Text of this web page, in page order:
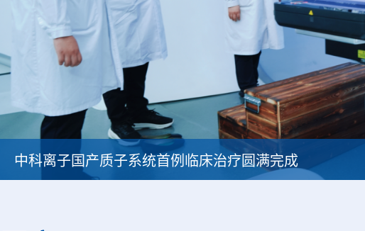
中科离子国产质子系统首例临床治疗圆满完成